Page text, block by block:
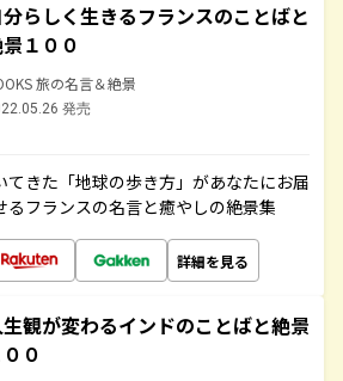
分らしく生きるフランスのことばと
１００
旅の名言＆絶景
発売
てきた「地球の歩き方」があなたにお届
るフランスの名言と癒やしの絶景集
詳細を見る
観が変わるインドのことばと絶景
０